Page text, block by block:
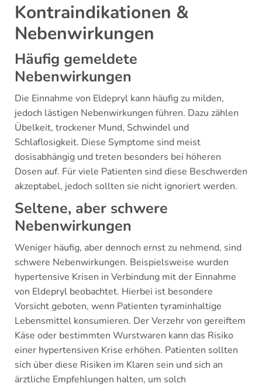
Kontraindikationen &
Nebenwirkungen
Häufig gemeldete
Nebenwirkungen
Die Einnahme von Eldepryl kann häufig zu milden,
jedoch lästigen Nebenwirkungen führen. Dazu zählen
Übelkeit, trockener Mund, Schwindel und
Schlaflosigkeit. Diese Symptome sind meist
dosisabhängig und treten besonders bei höheren
Dosen auf. Für viele Patienten sind diese Beschwerden
akzeptabel, jedoch sollten sie nicht ignoriert werden.
Seltene, aber schwere
Nebenwirkungen
Weniger häufig, aber dennoch ernst zu nehmend, sind
schwere Nebenwirkungen. Beispielsweise wurden
hypertensive Krisen in Verbindung mit der Einnahme
von Eldepryl beobachtet. Hierbei ist besondere
Vorsicht geboten, wenn Patienten tyraminhaltige
Lebensmittel konsumieren. Der Verzehr von gereiftem
Käse oder bestimmten Wurstwaren kann das Risiko
einer hypertensiven Krise erhöhen. Patienten sollten
sich über diese Risiken im Klaren sein und sich an
ärztliche Empfehlungen halten, um solch